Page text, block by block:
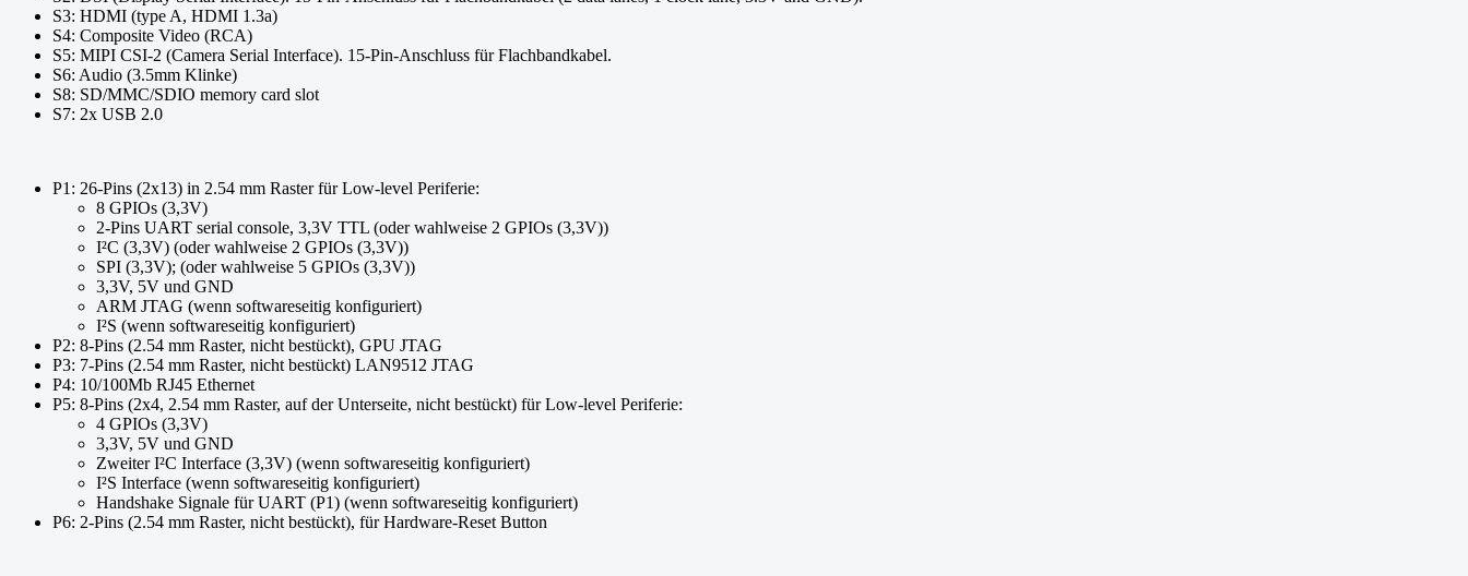
S3: HDMI (type A, HDMI 1.3a)
S4: Composite Video (RCA)
S5: MIPI CSI-2 (Camera Serial Interface). 15-Pin-Anschluss für Flachbandkabel.
S6: Audio (3.5mm Klinke)
S8: SD/MMC/SDIO memory card slot
S7: 2x USB 2.0
P1: 26-Pins (2x13) in 2.54 mm Raster für Low-level Periferie:
8 GPIOs (3,3V)
2-Pins UART serial console, 3,3V TTL (oder wahlweise 2 GPIOs (3,3V))
I²C (3,3V) (oder wahlweise 2 GPIOs (3,3V))
SPI (3,3V); (oder wahlweise 5 GPIOs (3,3V))
3,3V, 5V und GND
ARM JTAG (wenn softwareseitig konfiguriert)
I²S (wenn softwareseitig konfiguriert)
P2: 8-Pins (2.54 mm Raster, nicht bestückt), GPU JTAG
P3: 7-Pins (2.54 mm Raster, nicht bestückt) LAN9512 JTAG
P4: 10/100Mb RJ45 Ethernet
P5: 8-Pins (2x4, 2.54 mm Raster, auf der Unterseite, nicht bestückt) für Low-level Periferie:
4 GPIOs (3,3V)
3,3V, 5V und GND
Zweiter I²C Interface (3,3V) (wenn softwareseitig konfiguriert)
I²S Interface (wenn softwareseitig konfiguriert)
Handshake Signale für UART (P1) (wenn softwareseitig konfiguriert)
P6: 2-Pins (2.54 mm Raster, nicht bestückt), für Hardware-Reset Button